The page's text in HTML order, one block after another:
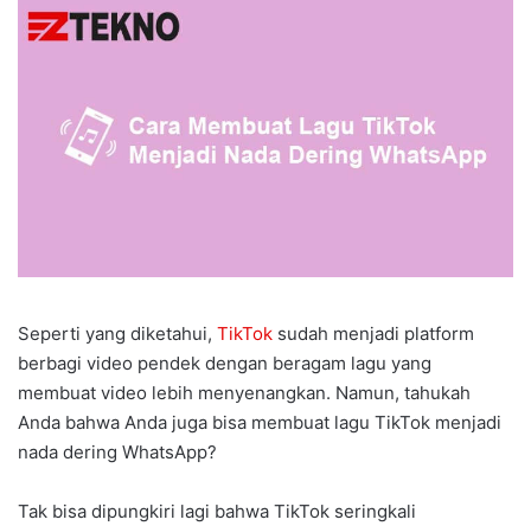
Seperti yang diketahui, TikTok sudah menjadi platform
berbagi video pendek dengan beragam lagu yang
membuat video lebih menyenangkan. Namun, tahukah
Anda bahwa Anda juga bisa membuat lagu TikTok menjadi
nada dering WhatsApp?
Tak bisa dipungkiri lagi bahwa TikTok seringkali